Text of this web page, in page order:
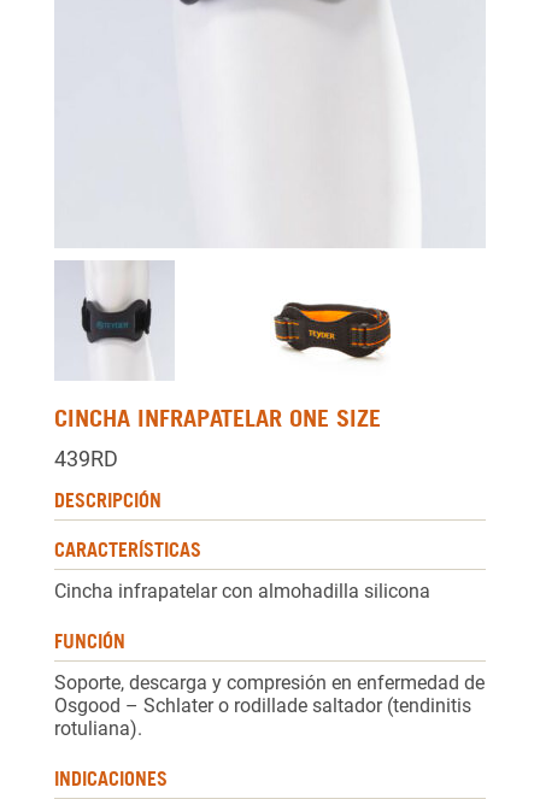
CINCHA INFRAPATELAR ONE SIZE
439RD
DESCRIPCIÓN
CARACTERÍSTICAS
Cincha infrapatelar con almohadilla silicona
FUNCIÓN
Soporte, descarga y compresión en enfermedad de
Osgood – Schlater o rodillade saltador (tendinitis
rotuliana).
INDICACIONES